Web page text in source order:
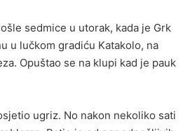
sedmice u utorak, kada je Grk
u lučkom gradiću Katakolo, na
Opuštao se na klupi kad je pauk
ugriz. No nakon nekoliko sati